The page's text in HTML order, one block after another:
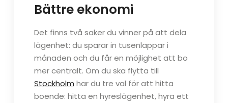
Bättre ekonomi
Det finns två saker du vinner på att dela
lägenhet: du sparar in tusenlappar i
månaden och du får en möjlighet att bo
mer centralt. Om du ska flytta till
Stockholm har du tre val för att hitta
boende: hitta en hyreslägenhet, hyra ett